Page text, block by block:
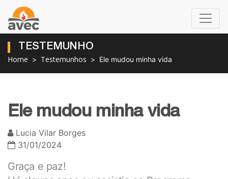
TESTEMUNHO
Home Testemunhos Ele mudou minha vida
Ele mudou minha vida
Lucia Vilar Borges
31/01/2024
Graça e paz!